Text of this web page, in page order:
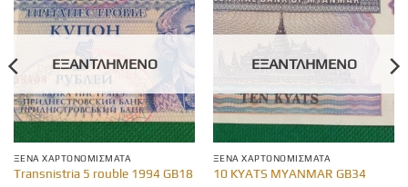
ΕΞΑΝΤΛΗΜΈΝΟ
ΞΈΝΑ ΧΑΡΤΟΝΟΜΊΣΜΑΤΑ
Transnistria 5 rouble 1994 GB18
ΕΞΑΝΤΛΗΜΈΝΟ
ΞΈΝΑ ΧΑΡΤΟΝΟΜΊΣΜΑΤΑ
10 KYATS MYANMAR GB34